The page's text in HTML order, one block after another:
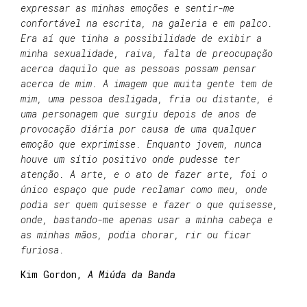
expressar as minhas emoções e sentir-me
confortável na escrita, na galeria e em palco.
Era aí que tinha a possibilidade de exibir a
minha sexualidade, raiva, falta de preocupação
acerca daquilo que as pessoas possam pensar
acerca de mim. A imagem que muita gente tem de
mim, uma pessoa desligada, fria ou distante, é
uma personagem que surgiu depois de anos de
provocação diária por causa de uma qualquer
emoção que exprimisse. Enquanto jovem, nunca
houve um sítio positivo onde pudesse ter
atenção. A arte, e o ato de fazer arte, foi o
único espaço que pude reclamar como meu, onde
podia ser quem quisesse e fazer o que quisesse,
onde, bastando-me apenas usar a minha cabeça e
as minhas mãos, podia chorar, rir ou ficar
furiosa.
Kim Gordon, A Miúda da Banda